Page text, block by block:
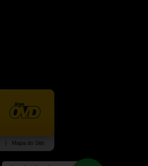
| Mapa do Site